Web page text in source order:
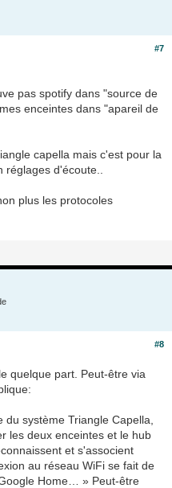
#7
pas spotify dans "source de
enceintes dans "apareil de
capella mais c'est pour la
d'écoute..
plus les protocoles
#8
quelque part. Peut-être via
système Triangle Capella,
les deux enceintes et le hub
et s'associent
au réseau WiFi se fait de
Home… » Peut-être